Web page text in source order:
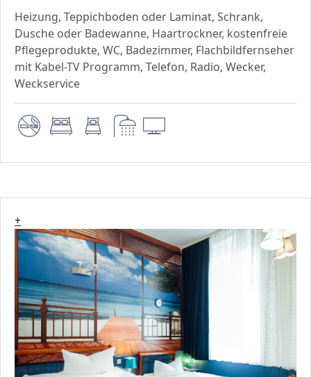
Heizung, Teppichboden oder Laminat, Schrank,
Dusche oder Badewanne, Haartrockner, kostenfreie
Pflegeprodukte, WC, Badezimmer, Flachbildfernseher
mit Kabel-TV Programm, Telefon, Radio, Wecker,
Weckservice
+